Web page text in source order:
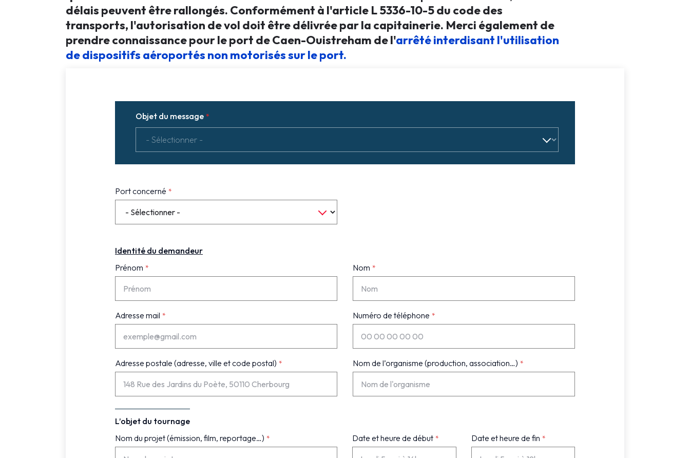
délais peuvent être rallongés. Conformément à l'article L 5336-10-5 du code des
transports, l'autorisation de vol doit être délivrée par la capitainerie. Merci également de
prendre connaissance pour le port de Caen-Ouistreham de l'arrêté interdisant l'utilisation
de dispositifs aéroportés non motorisés sur le port.
Objet du message
Port concerné
Identité du demandeur
Prénom
Nom
Adresse mail Numéro de téléphone
Adresse postale (adresse, ville et code postal) Nom de l’organisme (production, association…)
L’objet du tournage
Nom du projet (émission, film, reportage…)
Date et heure de début Date et heure de fin